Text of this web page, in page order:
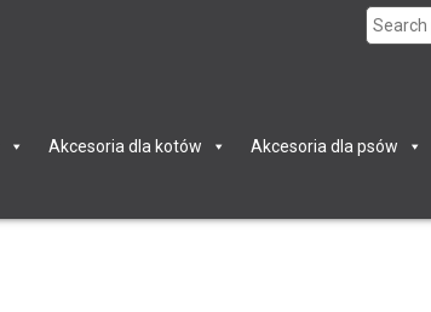
Search
Akcesoria dla kotów Akcesoria dla psów